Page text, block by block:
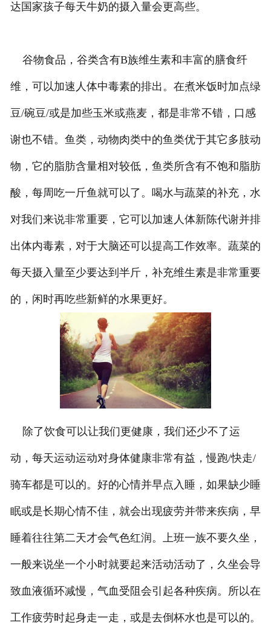
达国家孩子每天牛奶的摄入量会更高些。
谷物食品，谷类含有B族维生素和丰富的膳食纤
维，可以加速人体中毒素的排出。在煮米饭时加点绿
豆/碗豆/或是加些玉米或燕麦，都是非常不错，口感
谢也不错。鱼类，动物肉类中的鱼类优于其它多肢动
物，它的脂肪含量相对较低，鱼类所含有不饱和脂肪
酸，每周吃一斤鱼就可以了。喝水与蔬菜的补充，水
对我们来说非常重要，它可以加速人体新陈代谢并排
出体内毒素，对于大脑还可以提高工作效率。蔬菜的
每天摄入量至少要达到半斤，补充维生素是非常重要
的，闲时再吃些新鲜的水果更好。
除了饮食可以让我们更健康，我们还少不了运
动，每天运动运动对身体健康非常有益，慢跑/快走/
骑车都是可以的。好的心情并早点入睡，如果缺少睡
眠或是长期心情不佳，就会出现疲劳并带来疾病，早
睡着往往第二天才会气色红润。上班一族不要久坐，
一般来说坐一个小时就要起来活动活动了，久坐会导
致血液循环减慢，气血受阻会引起各种疾病。所以在
工作疲劳时起身走一走，或是去倒杯水也是可以的。